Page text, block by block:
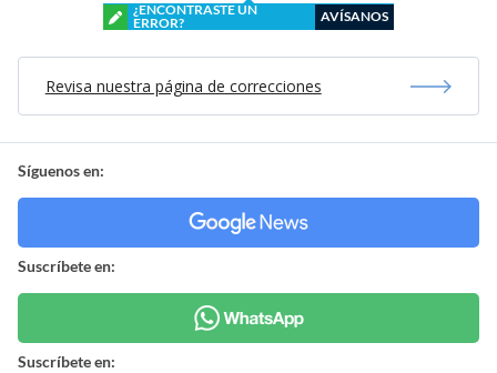
¿ENCONTRASTE UN
ERROR?
AVÍSANOS
Revisa nuestra página de correcciones
Síguenos en:
Suscríbete en:
Suscríbete en: